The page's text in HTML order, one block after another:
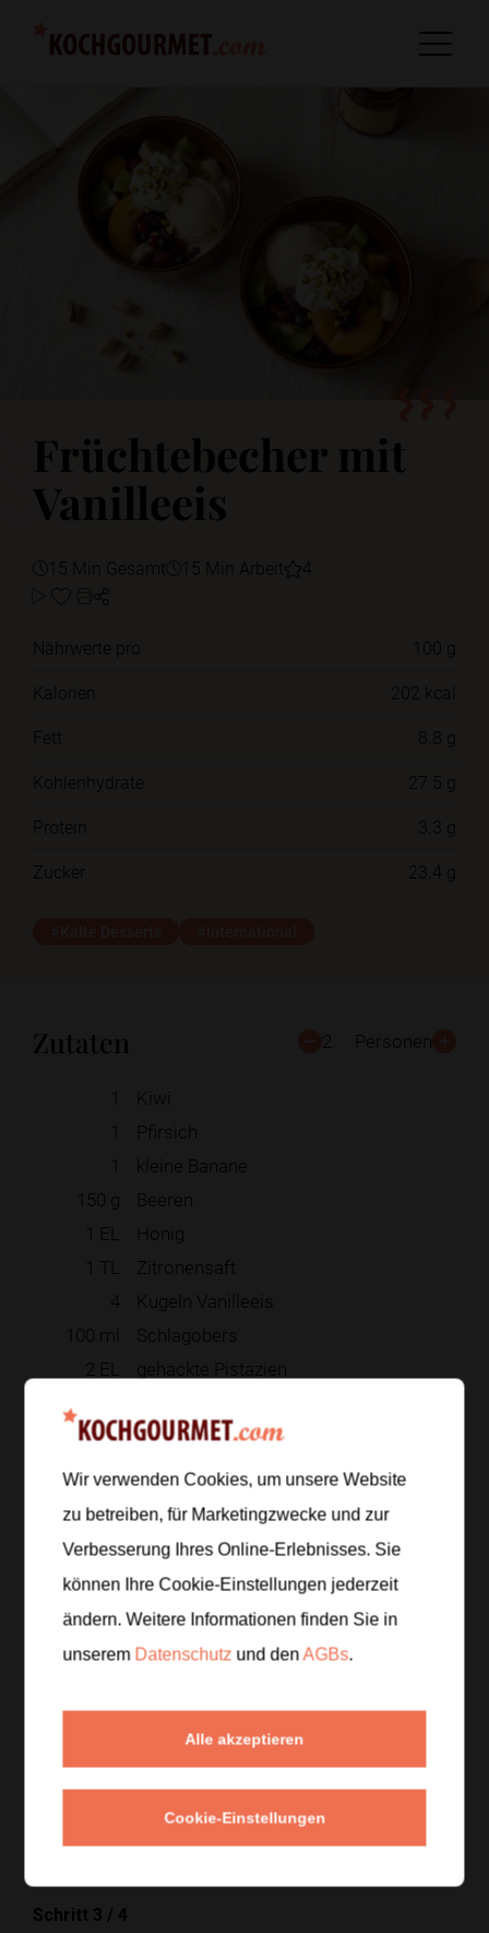
Früchtebecher mit
Vanilleeis
15 Min Gesamt 15 Min Arbeit 4
Nährwerte pro
100 g
Kalorien
202 kcal
Fett
8.8 g
Kohlenhydrate
27.5 g
Protein
3.3 g
Zucker
23.4 g
Zutaten 2 Personen
1
Kiwi
1
Pfirsich
1
kleine Banane
150 g
Beeren
1 EL
Honig
1 TL
Zitronensaft
4
Kugeln Vanilleeis
100 ml
Schlagobers
2 EL gehackte Pistazien
Zur Einkaufsliste hinzufügen
Zubereitung
Schritt 1/4
Kiwi, Pfirsich und Banane in schöne Stücke
trocken tupfen, damit der Becher nicht wässrig wird.
Schritt 2/4
Früchte mit Honig und Zitronensaft mischen und
ziehen lassen. So entsteht ein leichter
Fruchtsaft, der gut zum Eis passt.
Schritt 3 / 4
Wir verwenden Cookies, um unsere Website
zu betreiben, für Marketingzwecke und zur
Verbesserung Ihres Online-Erlebnisses. Sie
können Ihre Cookie-Einstellungen jederzeit
ändern. Weitere Informationen finden Sie in
unserem Datenschutz und denAGBs.
Alle akzeptieren
Cookie-Einstellungen